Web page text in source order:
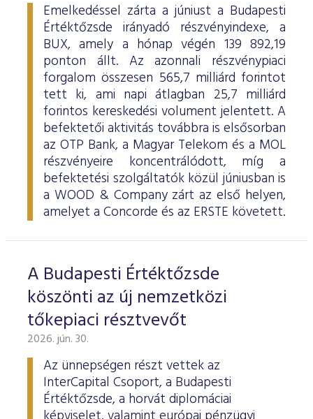
Emelkedéssel zárta a júniust a Budapesti
Értéktőzsde irányadó részvényindexe, a
BUX, amely a hónap végén 139 892,19
ponton állt. Az azonnali részvénypiaci
forgalom összesen 565,7 milliárd forintot
tett ki, ami napi átlagban 25,7 milliárd
forintos kereskedési volument jelentett. A
befektetői aktivitás továbbra is elsősorban
az OTP Bank, a Magyar Telekom és a MOL
részvényeire koncentrálódott, míg a
befektetési szolgáltatók közül júniusban is
a WOOD & Company zárt az első helyen,
amelyet a Concorde és az ERSTE követett.
A Budapesti Értéktőzsde
köszönti az új nemzetközi
tőkepiaci résztvevőt
2026. jún. 30.
Az ünnepségen részt vettek az
InterCapital Csoport, a Budapesti
Értéktőzsde, a horvát diplomáciai